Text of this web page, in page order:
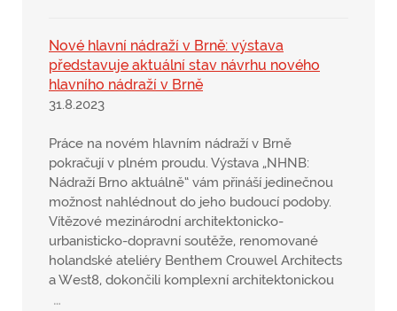
Nové hlavní nádraží v Brně: výstava
představuje aktuální stav návrhu nového
hlavního nádraží v Brně
31.8.2023
Práce na novém hlavním nádraží v Brně
pokračují v plném proudu. Výstava „NHNB:
Nádraží Brno aktuálně“ vám přináší jedinečnou
možnost nahlédnout do jeho budoucí podoby.
Vítězové mezinárodní architektonicko-
urbanisticko-dopravní soutěže, renomované
holandské ateliéry Benthem Crouwel Architects
a West8, dokončili komplexní architektonickou
…